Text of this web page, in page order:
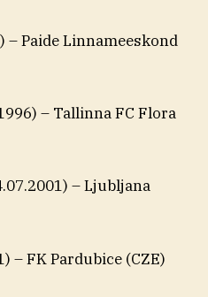
– Paide Linnameeskond
– Tallinna FC Flora
– Ljubljana
– FK Pardubice (CZE)